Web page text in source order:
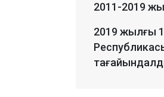
2011-2019
2019 жылғы
Республикасы